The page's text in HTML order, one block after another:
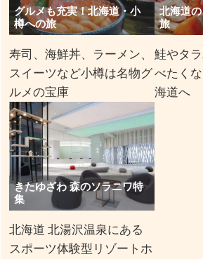
グルメも充実！北海道・小
樽への旅
寿司、海鮮丼、ラーメン、
スイーツなど小樽は名物グ
ルメの宝庫
北海道
旅
鮭やタ
べたく
海道へ
きたゆざわ 森のソラニワ特
集
北海道 北湯沢温泉にある
スポーツ体験型リゾートホ